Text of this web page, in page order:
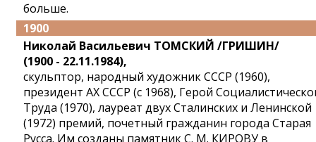
больше.
1900
Николай Васильевич ТОМСКИЙ /ГРИШИН/
(1900 - 22.11.1984),
скульптор, народный художник СССР (1960),
президент АХ СССР (с 1968), Герой
Труда (1970), лауреат двух Сталинских и Ленинской
(1972) премий, почетный гражданин города Старая
Русса. Им созданы памятник С. М. КИРОВУ в